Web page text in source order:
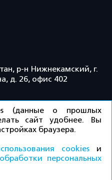
р-н Нижнекамский, г.
д. 26, офис 402
2026 / Все права
(данные о прошлых
сайт удобнее. Вы
браузера.
cookies и
персональных